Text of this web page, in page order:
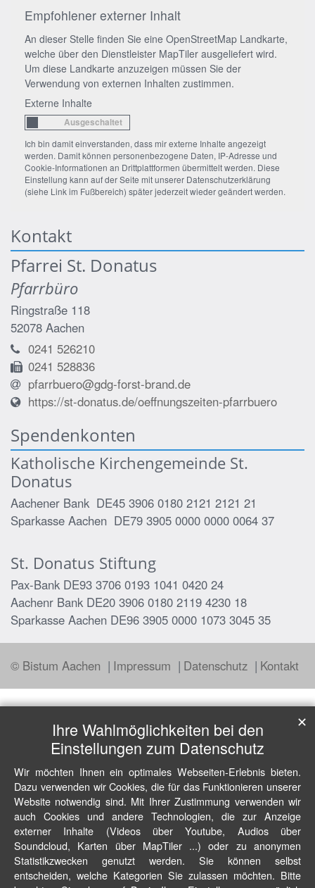
Empfohlener externer Inhalt
An dieser Stelle finden Sie eine OpenStreetMap Landkarte,
welche über den Dienstleister MapTiler ausgeliefert wird.
Um diese Landkarte anzuzeigen müssen Sie der
Verwendung von externen Inhalten zustimmen.
Externe Inhalte
Ich bin damit einverstanden, dass mir externe Inhalte angezeigt
werden. Damit können personenbezogene Daten, IP-Adresse und
Cookie-Informationen an Drittplattformen übermittelt werden. Diese
Einstellung kann auf der Seite mit unserer Datenschutzerklärung
(siehe Link im Fußbereich) später jederzeit wieder geändert werden.
Kontakt
Pfarrei St. Donatus
Pfarrbüro
Ringstraße 118
52078 Aachen
0241 526210
0241 528836
pfarrbuero@gdg-forst-brand.de
https://st-donatus.de/oeffnungszeiten-pfarrbuero
Spendenkonten
Katholische Kirchengemeinde St.
Donatus
Aachener Bank DE45 3906 0180 2121 2121 21
Sparkasse Aachen DE79 3905 0000 0000 0064 37
St. Donatus Stiftung
Pax-Bank DE93 3706 0193 1041 0420 24
Aachenr Bank DE20 3906 0180 2119 4230 18
Sparkasse Aachen DE96 3905 0000 1073 3045 35
© Bistum Aachen Impressum Datenschutz Kontakt
Ihre Wahlmöglichkeiten bei den
Einstellungen zum Datenschutz
Wir möchten Ihnen ein optimales Webseiten-Erlebnis bieten.
Dazu verwenden wir Cookies, die für das Funktionieren unserer
Website notwendig sind. Mit Ihrer Zustimmung verwenden wir
auch Cookies und andere Technologien, die zur Anzeige
externer Inhalte (Videos über Youtube, Audios über
Soundcloud, Karten über MapTiler ...) oder zu anonymen
Statistikzwecken genutzt werden. Sie können selbst
entscheiden, welche Kategorien Sie zulassen möchten. Bitte
✕